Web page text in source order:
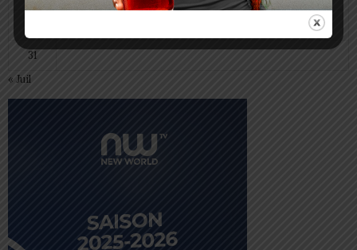
30
31
« Juil